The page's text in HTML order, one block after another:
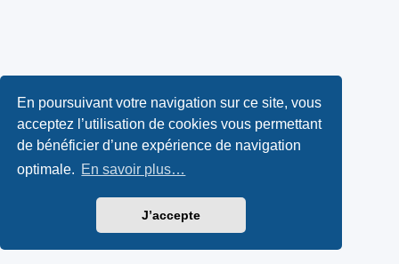
En poursuivant votre navigation sur ce site, vous
acceptez l’utilisation de cookies vous permettant
de bénéficier d’une expérience de navigation
optimale. En savoir plus…
J’accepte